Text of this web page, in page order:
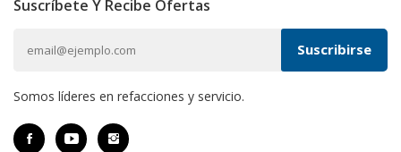
Suscríbete Y Recibe Ofertas
Somos líderes en refacciones y servicio.